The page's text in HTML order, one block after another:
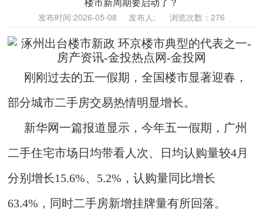
发布时间:2026-05-08 发布人: 浏览次数：276
刚刚过去的五一假期，全国楼市显著迎春，
部分城市二手房交易热情明显增长。
新华网一篇报道显示，今年五一假期，广州
二手住宅市场日均带看人次、日均认购量较4月
分别增长15.6%、5.2%，认购量同比增长
63.4%，同时二手房新增挂牌量有所回落。